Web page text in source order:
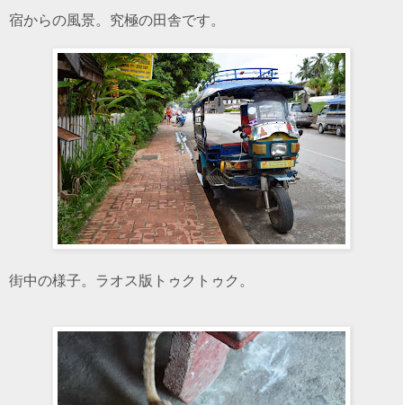
宿からの風景。究極の田舎です。
街中の様子。ラオス版トゥクトゥク。